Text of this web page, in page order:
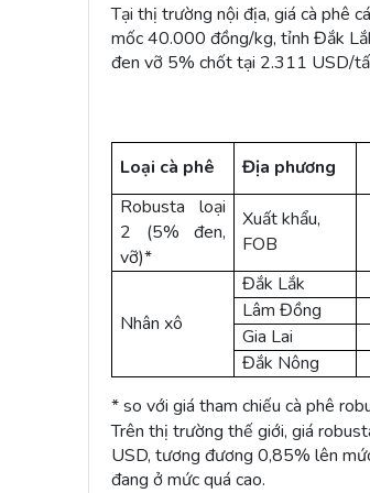
Tại thị trường nội địa, giá cà phê
mốc 40.000 đồng/kg, tỉnh Đắk
đen vỡ 5% chốt tại 2.311 USD/
Loại cà phê
Địa phương
Robusta loại
2 (5% đen,
vỡ)*
Xuất khẩu,
FOB
Nhân xô
Đắk Lắk
Lâm Đồng
Gia Lai
Đắk Nông
* so với giá tham chiếu cà phê
Trên thị trường thế giới, giá
USD, tương đương 0,85% lên
đang ở mức quá cao.